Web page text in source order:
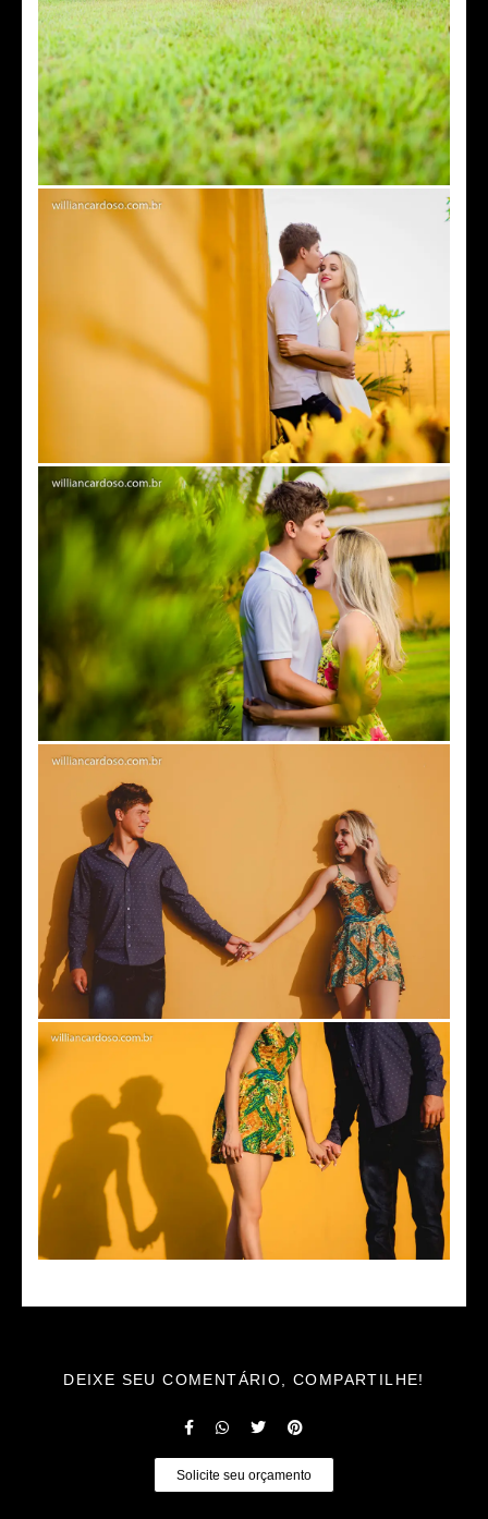
DEIXE SEU COMENTÁRIO, COMPARTILHE!
Solicite seu orçamento